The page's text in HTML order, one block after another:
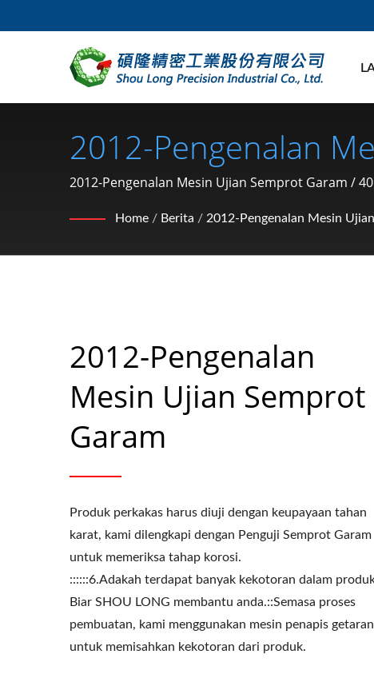
2012-Pengenalan
Bahagian
Kunci Mur, Klip,
2012-Pengenalan Mesin Ujian Semprot Garam /
Home / Berita / 2012-Pengenalan Mesin
2012-Pengenalan
Mesin Ujian Semprot
Garam
Produk perkakas harus diuji dengan keupayaan tahan
karat, kami dilengkapi dengan Penguji Semprot Garam
untuk memeriksa tahap korosi.
::::::6.Adakah terdapat banyak kekotoran dalam
Biar SHOU LONG membantu anda.::Semasa proses
pembuatan, kami menggunakan mesin penapis getaran
untuk memisahkan kekotoran dari produk.